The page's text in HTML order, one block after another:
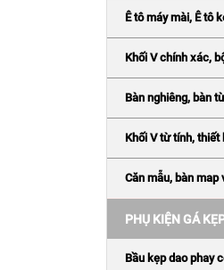
Ê tô máy mài, Ê tô
Khối V chính xác,
Bàn nghiêng, bàn
Khối V từ tính, thiết
Căn mẫu, bàn map
PHỤ KIỆN GÁ
Bầu kẹp dao phay